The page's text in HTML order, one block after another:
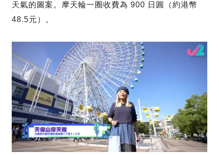
天氣的圖案。摩天輪一圈收費為 900 日圓（約港幣
48.5元）。